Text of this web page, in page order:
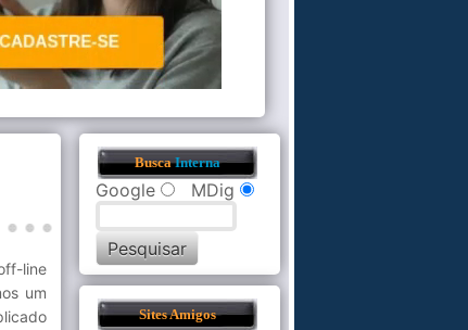
line
um
BuscaInterna
Google MDig
Sites Amigos